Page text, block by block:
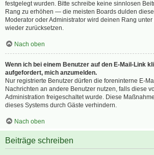
festgelegt wurden. Bitte schreibe keine sinnlosen
Rang zu erhöhen — die meisten Boards dulden
Moderator oder Administrator wird deinen Rang
wieder zurücksetzen.
Nach oben
Wenn ich bei einem Benutzer auf den E-Mail-Link
aufgefordert, mich anzumelden.
Nur registrierte Benutzer dürfen die foreninterne E-
Nachrichten an andere Benutzer nutzen, falls diese
Administration freigeschaltet wurde. Diese
dieses Systems durch Gäste verhindern.
Nach oben
Beiträge schreiben